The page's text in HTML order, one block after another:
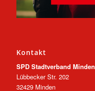
Kontakt
SPD Stadtverband Minden
Lübbecker Str. 202
32429 Minden